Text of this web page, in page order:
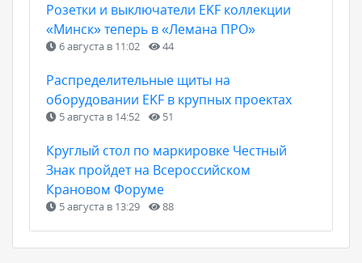
Розетки и выключатели EKF коллекции
«Минск» теперь в «Лемана ПРО»
6 августа в 11:02 44
Распределительные щиты на
оборудовании EKF в крупных проектах
5 августа в 14:52 51
Круглый стол по маркировке Честный
Знак пройдет на Всероссийском
Крановом Форуме
5 августа в 13:29 88